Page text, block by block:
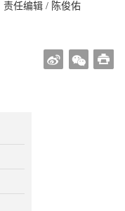
责任编辑 / 陈俊佑